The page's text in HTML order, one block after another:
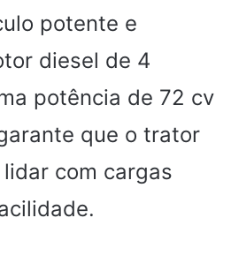
potente e
diesel de 4
potência de 72 cv
que o trator
com cargas